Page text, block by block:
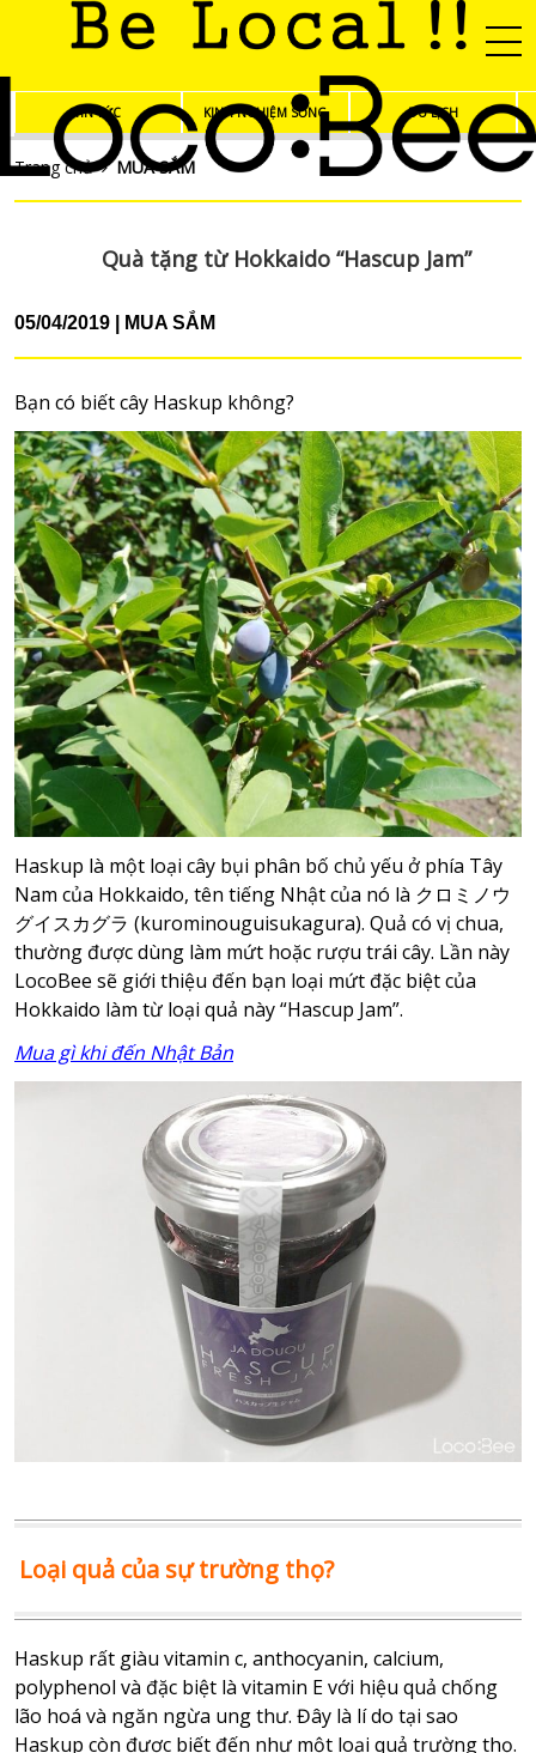
TIN TỨC KINH NGHIỆM SỐNG DU LỊCH
Trang chủ MUA SẮM
Quà tặng từ Hokkaido “Hascup Jam”
05/04/2019 MUA SẮM
Bạn có biết cây Haskup không?
Haskup là một loại cây bụi phân bố chủ yếu ở phía Tây
Nam của Hokkaido, tên tiếng Nhật của nó là クロミノウ
グイスカグラ (kurominouguisukagura). Quả có vị chua,
thường được dùng làm mứt hoặc rượu trái cây. Lần này
LocoBee sẽ giới thiệu đến bạn loại mứt đặc biệt của
Hokkaido làm từ loại quả này “Hascup Jam”.
Mua gì khi đến Nhật Bản
Loại quả của sự trường thọ?
Haskup rất giàu vitamin c, anthocyanin, calcium,
polyphenol và đặc biệt là vitamin E với hiệu quả chống
lão hoá và ngăn ngừa ung thư. Đây là lí do tại sao
Haskup còn được biết đến như một loại quả trường thọ.